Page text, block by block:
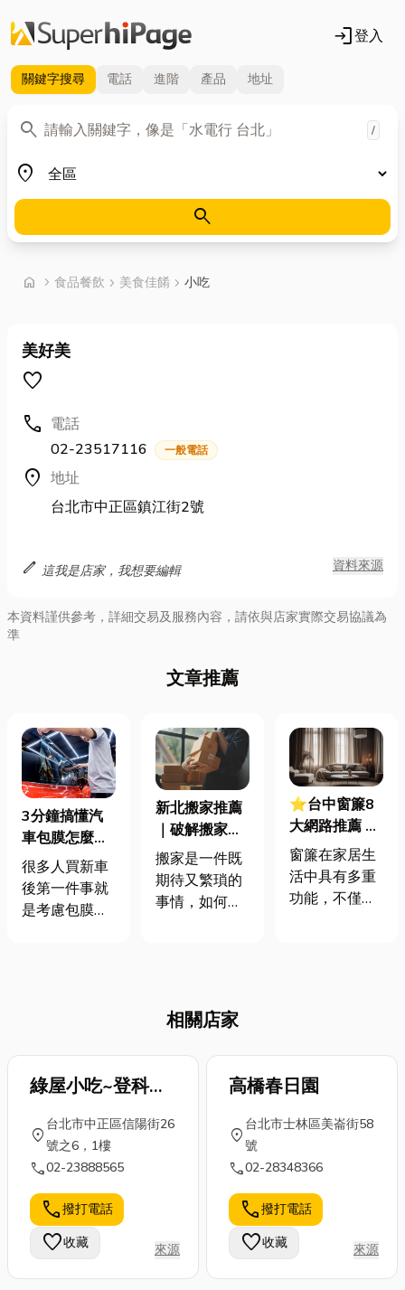
login登入
關鍵字搜尋 電話 進階 產品 地址
search
關鍵字 /
place
地區
search
home chevron_right 首頁
食品餐飲 chevron_right 美食佳餚 chevron_right 小吃
美好美
favorite
call 電話
02-23517116
一般電話
location_on 地址
台北市中正區鎮江街2號
edit 這我是店家，我想要編輯 資料來源
本資料謹供參考，詳細交易及服務內容，請依與店家實際交易協議為
準
文章推薦
3分鐘搞懂汽
車包膜怎麼
挑！從TPU犀
牛皮到PVC改
色膜，哪個最
很多人買新車
後第一件事就
是考慮包膜。
是保護車漆不
被刮傷、鳥屎
止日曬退色。
現在包膜選擇
超多，顏色、
材質、風格通
通能客製化，
這篇帶你快速
搞懂，汽車包
膜怎麼挑最適
新北搬家推薦
｜破解搬家五
大選擇難題，
讓你輕鬆搬家
無煩惱！
搬家是一件既
期待又繁瑣的
事情，如何挑
戰。市面上搬
家公司琳瑯滿
目，價格透明
度、服務品質
及評價等參差
不齊，讓人難
以抉擇。以下
為您整理了搬
難題，幫助您
搬家無憂，輕
鬆解決煩惱！
搬家常見...
⭐台中窗簾8
大網路推薦 窗
簾有哪些種類
與功能 7種常
見窗簾的特色
窗簾在家居生
活中具有多重
功能，不僅是
調控。因此，
在室內裝潢
中，選擇合適
需要慎重考慮
整理了台中窗
簾的9間網路
高人氣窗簾專
相關店家
綠屋小吃~登科滷
location_on
台北市中正區信陽街26
號之6，1樓
call02-23888565
call撥打電話
favorite收藏 來源
高橋春日園
location_on
台北市士林區美崙街58
號
call02-28348366
call撥打電話
favorite收藏 來源